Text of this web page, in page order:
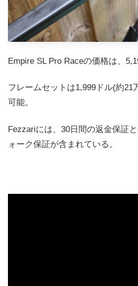
Empire SL Pro Raceの価格は、
フレームセットは1,999ドル(約21
可能。
Fezzariには、30日間の返金保証
ォーク保証が含まれている。